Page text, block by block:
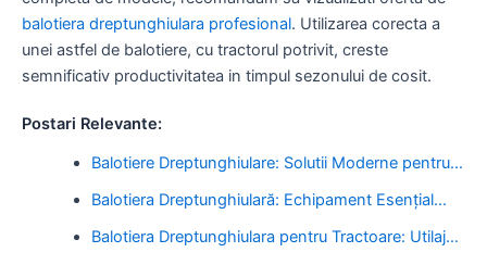
balotiera dreptunghiulara profesional. Utilizarea corecta a
unei astfel de balotiere, cu tractorul potrivit, creste
semnificativ productivitatea in timpul sezonului de cosit.
Postari Relevante:
Balotiere Dreptunghiulare: Solutii Moderne pentru…
Balotiera Dreptunghiulară: Echipament Esențial…
Balotiera Dreptunghiulara pentru Tractoare: Utilaj…